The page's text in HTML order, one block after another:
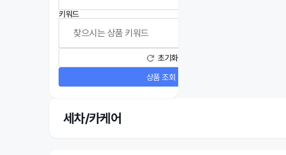
키워드
초기화
상품 조회
세차/카케어